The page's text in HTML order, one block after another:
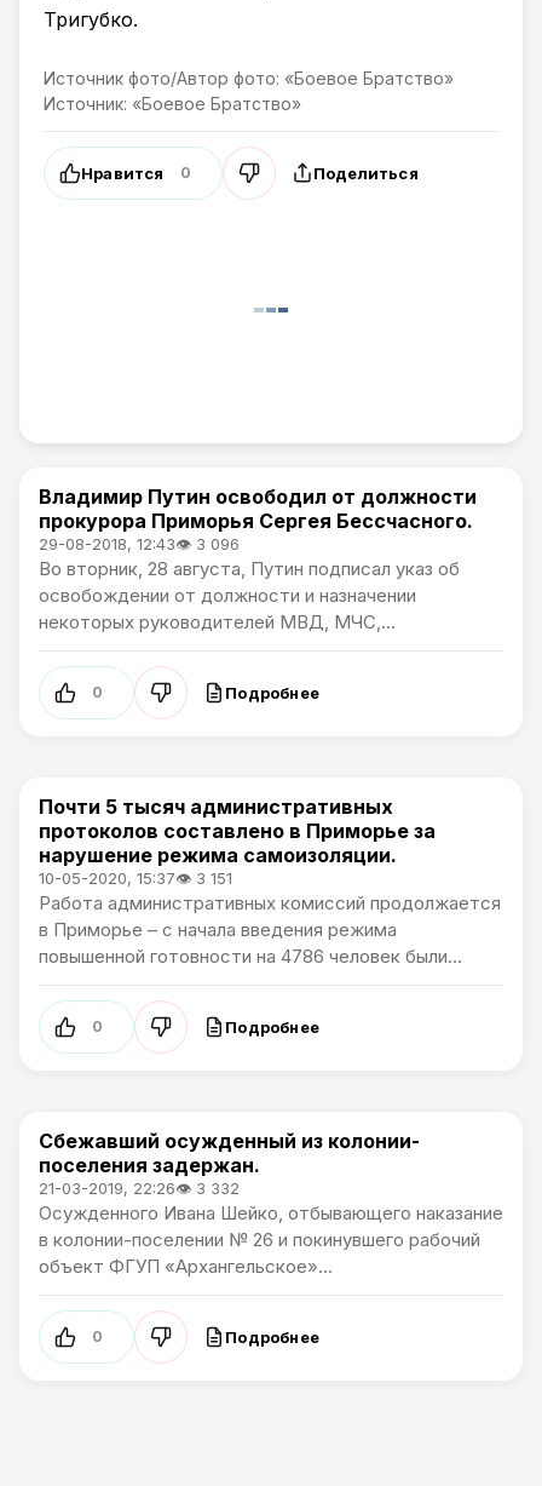
Тригубко.
Источник фото/Автор фото: «Боевое Братство»
Источник: «Боевое Братство»
Нравится 0 Поделиться
Новости Приморского края
Владимир Путин освободил от должности
прокурора Приморья Сергея Бессчасного.
29-08-2018, 12:43👁 3 096
Во вторник, 28 августа, Путин подписал указ об
освобождении от должности и назначении
некоторых руководителей МВД, МЧС,...
0 Подробнее
Новости Приморского края
Почти 5 тысяч административных
протоколов составлено в Приморье за
нарушение режима самоизоляции.
10-05-2020, 15:37👁 3 151
Работа административных комиссий продолжается
в Приморье – с начала введения режима
повышенной готовности на 4786 человек были...
0 Подробнее
Новости Приморского края
Сбежавший осужденный из колонии-
поселения задержан.
21-03-2019, 22:26👁 3 332
Осужденного Ивана Шейко, отбывающего наказание
в колонии-поселении № 26 и покинувшего рабочий
объект ФГУП «Архангельское»...
0 Подробнее